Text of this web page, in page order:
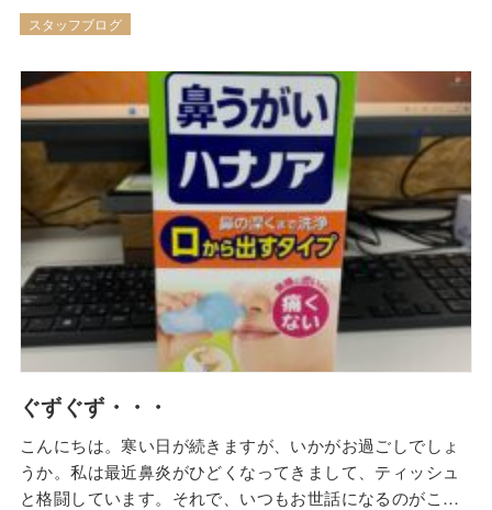
的かつ創造的な思考、探求心で取り組む児童の学校生活最
後の作品 注意した点 先生という仕事の大変さを改めて痛感
来年度はアスレチックの大規模修繕工事を控え、子どもた
ちとの関りを模索中
スタッフブログ
ぐずぐず・・・
こんにちは。寒い日が続きますが、いかがお過ごしでしょ
うか。私は最近鼻炎がひどくなってきまして、ティッシュ
と格闘しています。それで、いつもお世話になるのがこち